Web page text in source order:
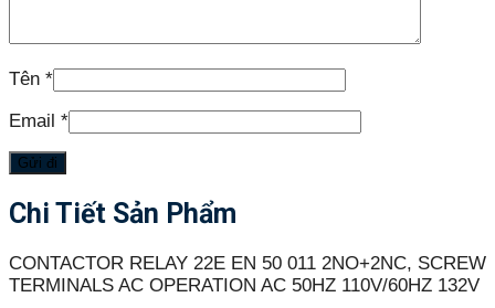
Tên *
Email *
Chi Tiết Sản Phẩm
CONTACTOR RELAY 22E EN 50 011 2NO+2NC, SCREW
TERMINALS AC OPERATION AC 50HZ 110V/60HZ 132V